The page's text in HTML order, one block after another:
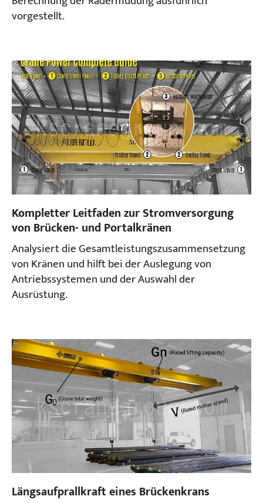
vorgestellt.
Kompletter Leitfaden zur Stromversorgung
von Brücken- und Portalkränen
Analysiert die Gesamtleistungszusammensetzung
von Kränen und hilft bei der Auslegung von
Antriebssystemen und der Auswahl der
Ausrüstung.
Längsaufprallkraft eines Brückenkrans